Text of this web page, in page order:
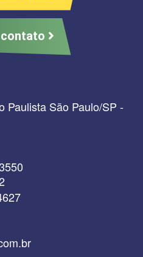
Paulista São Paulo/SP -